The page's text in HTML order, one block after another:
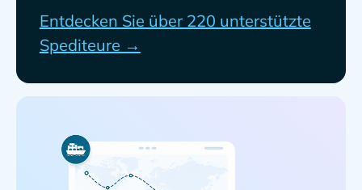
Entdecken Sie über 220 unterstützte
Spediteure →